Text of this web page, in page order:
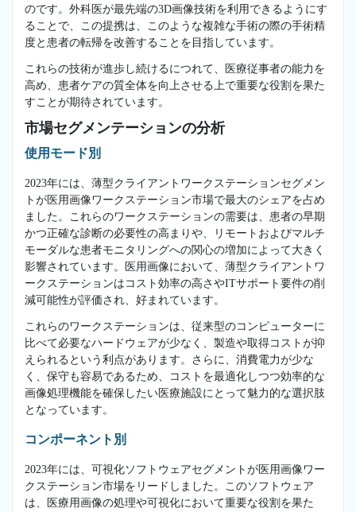
のです。外科医が最先端の3D画像技術を利用できるようにす
ることで、この提携は、このような複雑な手術の際の手術精
度と患者の転帰を改善することを目指しています。
これらの技術が進歩し続けるにつれて、医療従事者の能力を
高め、患者ケアの質全体を向上させる上で重要な役割を果た
すことが期待されています。
市場セグメンテーションの分析
使用モード別
2023年には、薄型クライアントワークステーションセグメン
トが医用画像ワークステーション市場で最大のシェアを占め
ました。これらのワークステーションの需要は、患者の早期
かつ正確な診断の必要性の高まりや、リモートおよびマルチ
モーダルな患者モニタリングへの関心の増加によって大きく
影響されています。医用画像において、薄型クライアントワ
ークステーションはコスト効率の高さやITサポート要件の削
減可能性が評価され、好まれています。
これらのワークステーションは、従来型のコンピューターに
比べて必要なハードウェアが少なく、製造や取得コストが抑
えられるという利点があります。さらに、消費電力が少な
く、保守も容易であるため、コストを最適化しつつ効率的な
画像処理機能を確保したい医療施設にとって魅力的な選択肢
となっています。
コンポーネント別
2023年には、可視化ソフトウェアセグメントが医用画像ワー
クステーション市場をリードしました。このソフトウェア
は、医療用画像の処理や可視化において重要な役割を果た